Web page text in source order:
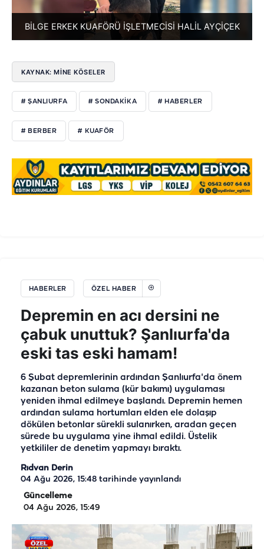
BİLGE ERKEK KUAFÖRÜ İŞLETMECİSİ HALİL AYÇİÇEK
KAYNAK: MİNE KÖSELER
# ŞANLIURFA # SONDAKIKA # HABERLER
# BERBER # KUAFÖR
HABERLER ÖZEL HABER
Depremin en acı dersini ne
çabuk unuttuk? Şanlıurfa'da
eski tas eski hamam!
6 Şubat depremlerinin ardından Şanlıurfa'da önem
kazanan beton sulama (kür bakımı) uygulaması
yeniden ihmal edilmeye başlandı. Depremin hemen
ardından sulama hortumları elden ele dolaşıp
dökülen betonlar sürekli sulanırken, aradan geçen
sürede bu uygulama yine ihmal edildi. Üstelik
yetkililer de denetim yapmayı bıraktı.
Rıdvan Derin
04 Ağu 2026, 15:48 tarihinde yayınlandı
Güncelleme
04 Ağu 2026, 15:49